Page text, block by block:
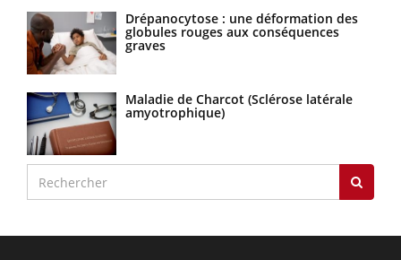
Drépanocytose : une déformation des
globules rouges aux conséquences
graves
Maladie de Charcot (Sclérose latérale
amyotrophique)